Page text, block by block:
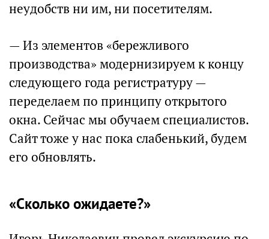
неудобств ни им, ни посетителям.
— Из элементов «бережливого
производства» модернизируем к концу
следующего года регистратуру —
переделаем по принципу открытого
окна. Сейчас мы обучаем специалистов.
Сайт тоже у нас пока слабенький, будем
его обновлять.
«Сколько ожидаете?»